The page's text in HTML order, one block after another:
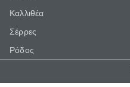
Καλλιθέα
Σέρρες
Ρόδος